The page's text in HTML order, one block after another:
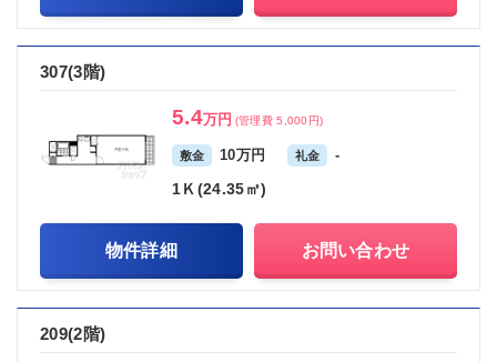
307(3階)
5.4万円 (管理費 5,000円)
敷金 10万円 礼金 -
1Ｋ(24.35㎡)
物件詳細 お問い合わせ
209(2階)